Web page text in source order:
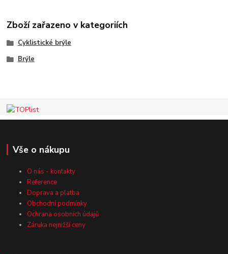
Zboží zařazeno v kategoriích
Cyklistické brýle
Brýle
Vše o nákupu
O nás - kontakty
Reference
Doprava a platba
Obchodní podmínky
Ochrana osobních údajů
Záruka nejnižší ceny